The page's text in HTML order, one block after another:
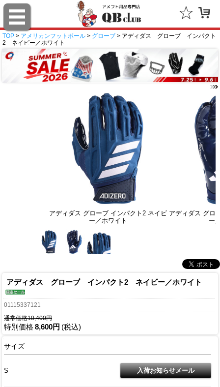
TOP > アメリカンフットボール > グローブ > アディダス グローブ インパクト
2 ネイビー／ホワイト
アディダス グローブ インパクト2 ネイビ
ー／ホワイト
アディダス グロ
ー
アディダス グローブ インパクト2 ネイビー／ホワイト
01115337121
通常価格10,400円
特別価格 8,600円 (税込)
サイズ
S